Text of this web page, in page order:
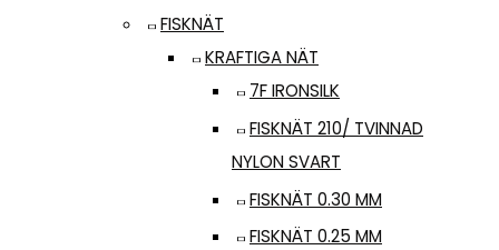
FISKNÄT
KRAFTIGA NÄT
7F IRONSILK
FISKNÄT 210/ TVINNAD
NYLON SVART
FISKNÄT 0.30 MM
FISKNÄT 0.25 MM